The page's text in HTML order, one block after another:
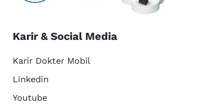
Karir & Social Media
Karir Dokter Mobil
Linkedin
Youtube